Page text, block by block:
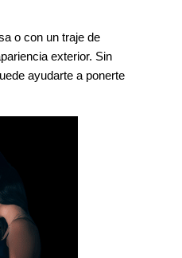
o con un traje de
exterior. Sin
ayudarte a ponerte